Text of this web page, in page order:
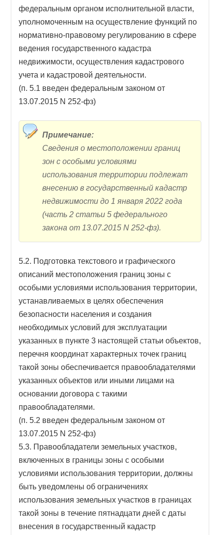
федеральным органом исполнительной власти,
уполномоченным на осуществление функций по
нормативно-правовому регулированию в сфере
ведения государственного кадастра
недвижимости, осуществления кадастрового
учета и кадастровой деятельности.
(п. 5.1 введен федеральным законом от
13.07.2015 N 252-фз)
Примечание:
Сведения о местоположении границ
зон с особыми условиями
использования территории подлежат
внесению в государственный кадастр
недвижимости до 1 января 2022 года
(часть 2 статьи 5 федерального
закона от 13.07.2015 N 252-фз).
5.2. Подготовка текстового и графического
описаний местоположения границ зоны с
особыми условиями использования территории,
устанавливаемых в целях обеспечения
безопасности населения и создания
необходимых условий для эксплуатации
указанных в пункте 3 настоящей статьи объектов,
перечня координат характерных точек границ
такой зоны обеспечивается правообладателями
указанных объектов или иными лицами на
основании договора с такими
правообладателями.
(п. 5.2 введен федеральным законом от
13.07.2015 N 252-фз)
5.3. Правообладатели земельных участков,
включенных в границы зоны с особыми
условиями использования территории, должны
быть уведомлены об ограничениях
использования земельных участков в границах
такой зоны в течение пятнадцати дней с даты
внесения в государственный кадастр